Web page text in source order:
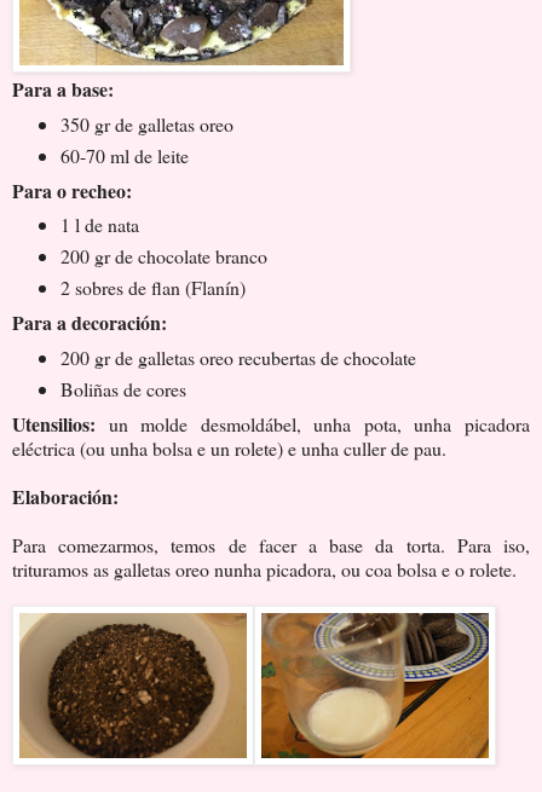
Para a base:
350 gr de galletas oreo
60-70 ml de leite
Para o recheo:
1 l de nata
200 gr de chocolate branco
2 sobres de flan (Flanín)
Para a decoración:
200 gr de galletas oreo recubertas de chocolate
Boliñas de cores
Utensilios: un molde desmoldábel, unha pota, unha picadora
eléctrica (ou unha bolsa e un rolete) e unha culler de pau.
Elaboración:
Para comezarmos, temos de facer a base da torta. Para iso,
trituramos as galletas oreo nunha picadora, ou coa bolsa e o rolete.